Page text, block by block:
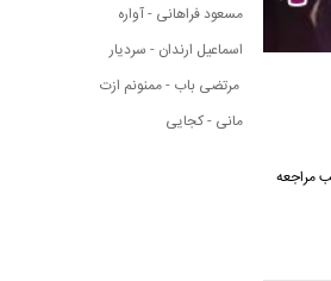
مراجعه
مسعود فراهانی - آواره
اسماعیل ارندان - سردیار
مرتضی باب - ممنونم ازت
مانی - کجایی